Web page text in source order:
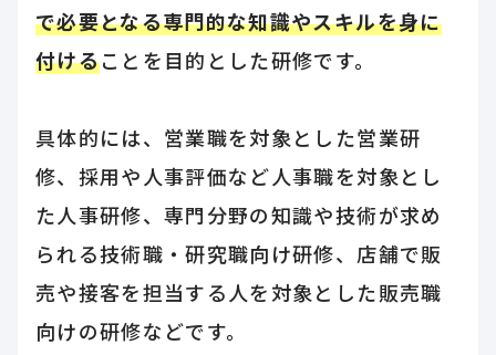
で必要となる専門的な知識やスキルを身に
付けることを目的とした研修です。
具体的には、営業職を対象とした営業研
修、採用や人事評価など人事職を対象とし
た人事研修、専門分野の知識や技術が求め
られる技術職・研究職向け研修、店舗で販
売や接客を担当する人を対象とした販売職
向けの研修などです。